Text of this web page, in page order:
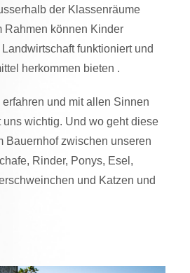
der Klassenräume
Rahmen können Kinder
funktioniert und
herkommen bieten .
und mit allen Sinnen
wichtig. Und wo geht diese
Bauernhof zwischen unseren
Rinder, Ponys, Esel,
und Katzen und